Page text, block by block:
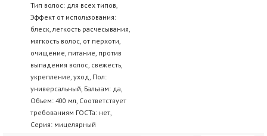
Тип волос: для всех типов,
Эффект от использования:
блеск, легкость расчесывания,
мягкость волос, от перхоти,
очищение, питание, против
выпадения волос, свежесть,
укрепление, уход, Пол:
универсальный, Бальзам: да,
Объем: 400 мл, Соответствует
требованиям ГОСТа: нет,
Серия: мицелярный